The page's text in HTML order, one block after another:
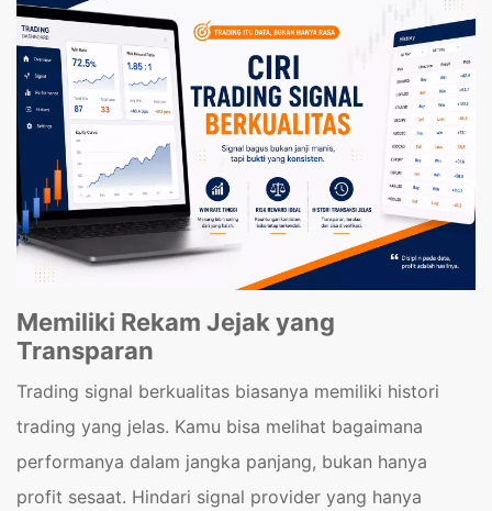
Memiliki Rekam Jejak yang
Transparan
Trading signal berkualitas biasanya memiliki histori
trading yang jelas. Kamu bisa melihat bagaimana
performanya dalam jangka panjang, bukan hanya
profit sesaat. Hindari signal provider yang hanya